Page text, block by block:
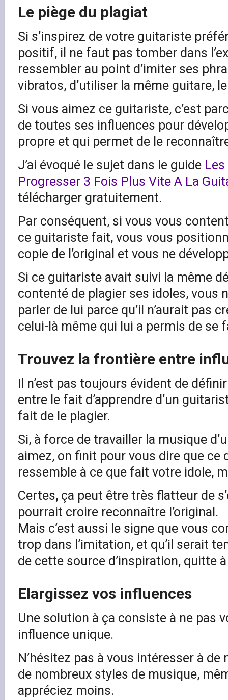
Le piège du plagiat
Si s’inspirez de votre guitariste
positif, il ne faut pas tomber dans
ressembler au point d’imiter ses
vibratos, d’utiliser la même guitare,
Si vous aimez ce guitariste, c’est
de toutes ses influences pour
propre et qui permet de le
J’ai évoqué le sujet dans le guide
Progresser 3 Fois Plus Vite A La
télécharger gratuitement.
Par conséquent, si vous vous
ce guitariste fait, vous vous
copie de l’original et vous ne
Si ce guitariste avait suivi la même
contenté de plagier ses idoles, vous
parler de lui parce qu’il n’aurait pas
celui-là même qui lui a permis de se
Trouvez la frontière entre
Il n’est pas toujours évident de
entre le fait d’apprendre d’un
fait de le plagier.
Si, à force de travailler la musique
aimez, on finit pour vous dire que ce
ressemble à ce que fait votre idole,
Certes, ça peut être très flatteur de
pourrait croire reconnaître l’original.
Mais c’est aussi le signe que vous
trop dans l’imitation, et qu’il serait
de cette source d’inspiration, quitte
Elargissez vos influences
Une solution à ça consiste à ne pas
influence unique.
N’hésitez pas à vous intéresser à
de nombreux styles de musique,
appréciez moins.